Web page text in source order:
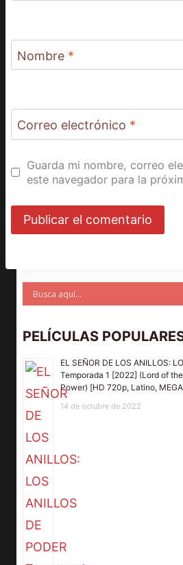
Nombre *
Correo electrónico *
Guarda mi nombre, correo
este navegador para la
PELÍCULAS
EL SEÑOR DE LOS ANILLOS:
Temporada 1 [2022] (Lord of
Power) [HD 720p, Latino,
14 de octubre de 2022